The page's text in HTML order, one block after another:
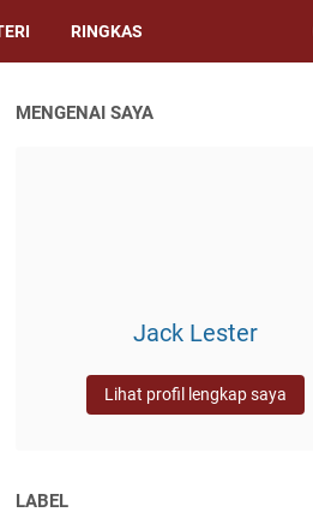
RINGKAS
MENGENAI SAYA
Jack Lester
Lihat profil lengkap saya
LABEL